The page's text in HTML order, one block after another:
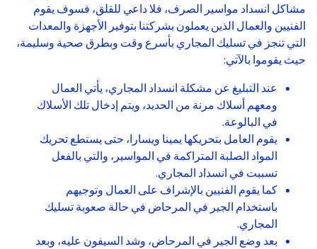
مشاكل انسداد مواسير الصرف، فلا داعي للقلق، فسوف يقوم
الفنيين والعمال الذين يعملون بشركتنا بتوفير الأجهزة والمعدات
التي تنجز في تسليك المجاري بأسرع وقت وبطرق صحية وسليمة،
حيث يقوموا بالآتي:
عند التبليغ عن مشكلة انسداد المجاري، يأتي العمال
ومعهم أسلاك مرنة من الحديد، ويتم إدخال تلك الأسلاك
في البالوعة.
يقوم العامل بتحريكها يمينا ويسارا، حتى يستطع تحريك
المواد الصلبة المتراكمة في المواسير، والتي بالفعل
تسببت في انسداد المجاري.
كما يقوم الفنيين بالإشراف على العمال وتوجيهم
باستخدام الجير في المرحاض في حالة صعوبة تسليك
المجاري.
بعد وضع الجير في المرحاض، وشد السيفون عليه، وبعد